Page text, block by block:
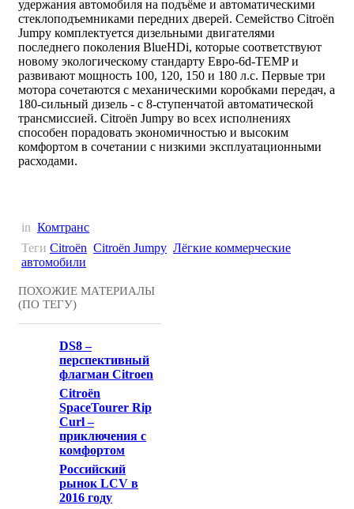
удержания автомобиля на подъёме и автоматическими
стеклоподъемниками передних дверей. Семейство Citroën
Jumpy комплектуется дизельными двигателями
последнего поколения BlueHDi, которые соответствуют
новому экологическому стандарту Евро-6d-TEMP и
развивают мощность 100, 120, 150 и 180 л.с. Первые три
мотора сочетаются с механическими коробками передач, а
180-сильный дизель - с 8-ступенчатой автоматической
трансмиссией. Citroën Jumpy во всех исполнениях
способен порадовать экономичностью и высоким
комфортом в сочетании с низкими эксплуатационными
расходами.
in Комтранс
Теги Citroën Citroën Jumpy Лёгкие коммерческие
автомобили
ПОХОЖИЕ МАТЕРИАЛЫ
(ПО ТЕГУ)
DS8 –
перспективный
флагман Citroen
Citroën
SpaceTourer Rip
Curl –
приключения с
комфортом
Российский
рынок LCV в
2016 году